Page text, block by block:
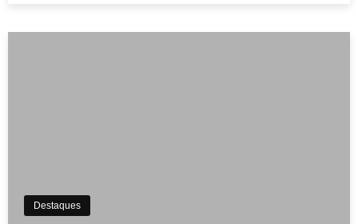
Destaques